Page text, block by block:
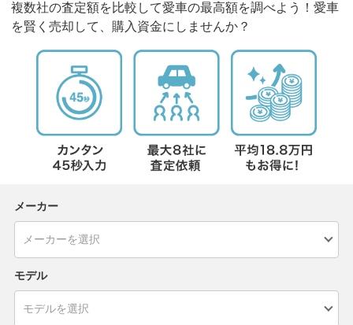
複数社の査定額を比較して愛車の最高額を調べよう！愛車
を賢く売却して、購入資金にしませんか？
メーカー
モデル